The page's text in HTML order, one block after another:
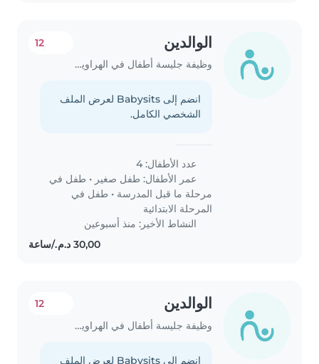
الوالدين
وظيفة جليسة أطفال في الهراويين
12
انضم إلى Babysits لعرض الملف
الشخصي الكامل.
عدد الأطفال: 4
عمر الأطفال: طفل صغير • طفل في
مرحلة ما قبل المدرسة • طفل في
المرحلة الابتدائية
النشاط الأخير: منذ أسبوعين
الوالدين
وظيفة جليسة أطفال في الهراويين
12
انضم إلى Babysits لعرض الملف